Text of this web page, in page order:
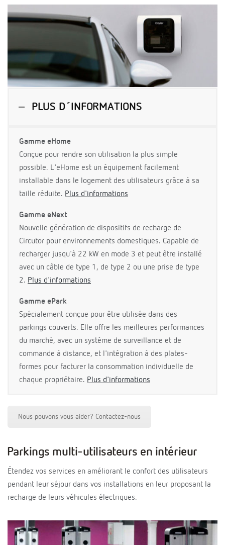
PLUS D´INFORMATIONS
Gamme eHome
Conçue pour rendre son utilisation la plus simple
possible. L'eHome est un équipement facilement
installable dans le logement des utilisateurs grâce à sa
taille réduite. Plus d'informations
Gamme eNext
Nouvelle génération de dispositifs de recharge de
Circutor pour environnements domestiques. Capable de
recharger jusqu'à 22 kW en mode 3 et peut être installé
avec un câble de type 1, de type 2 ou une prise de type
2. Plus d'informations
Gamme ePark
Spécialement conçue pour être utilisée dans des
parkings couverts. Elle offre les meilleures performances
du marché, avec un système de surveillance et de
commande à distance, et l'intégration à des plates-
formes pour facturer la consommation individuelle de
chaque propriétaire. Plus d'informations
Nous pouvons vous aider? Contactez-nous
Parkings multi-utilisateurs en intérieur
Étendez vos services en améliorant le confort des utilisateurs
pendant leur séjour dans vos installations en leur proposant la
recharge de leurs véhicules électriques.